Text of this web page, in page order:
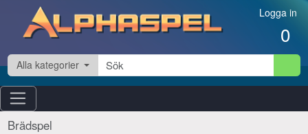
Hoppa till innehåll Logga in
0
Alla kategorier
Brädspel